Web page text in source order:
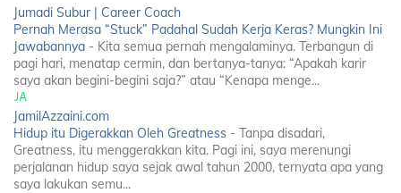
Jumadi Subur | Career Coach
Pernah Merasa “Stuck” Padahal Sudah Kerja Keras? Mungkin Ini
Jawabannya - Kita semua pernah mengalaminya. Terbangun di
pagi hari, menatap cermin, dan bertanya-tanya: “Apakah karir
saya akan begini-begini saja?” atau “Kenapa menge...
JamilAzzaini.com
Hidup itu Digerakkan Oleh Greatness - Tanpa disadari,
Greatness, itu menggerakkan kita. Pagi ini, saya merenungi
perjalanan hidup saya sejak awal tahun 2000, ternyata apa yang
saya lakukan semu...